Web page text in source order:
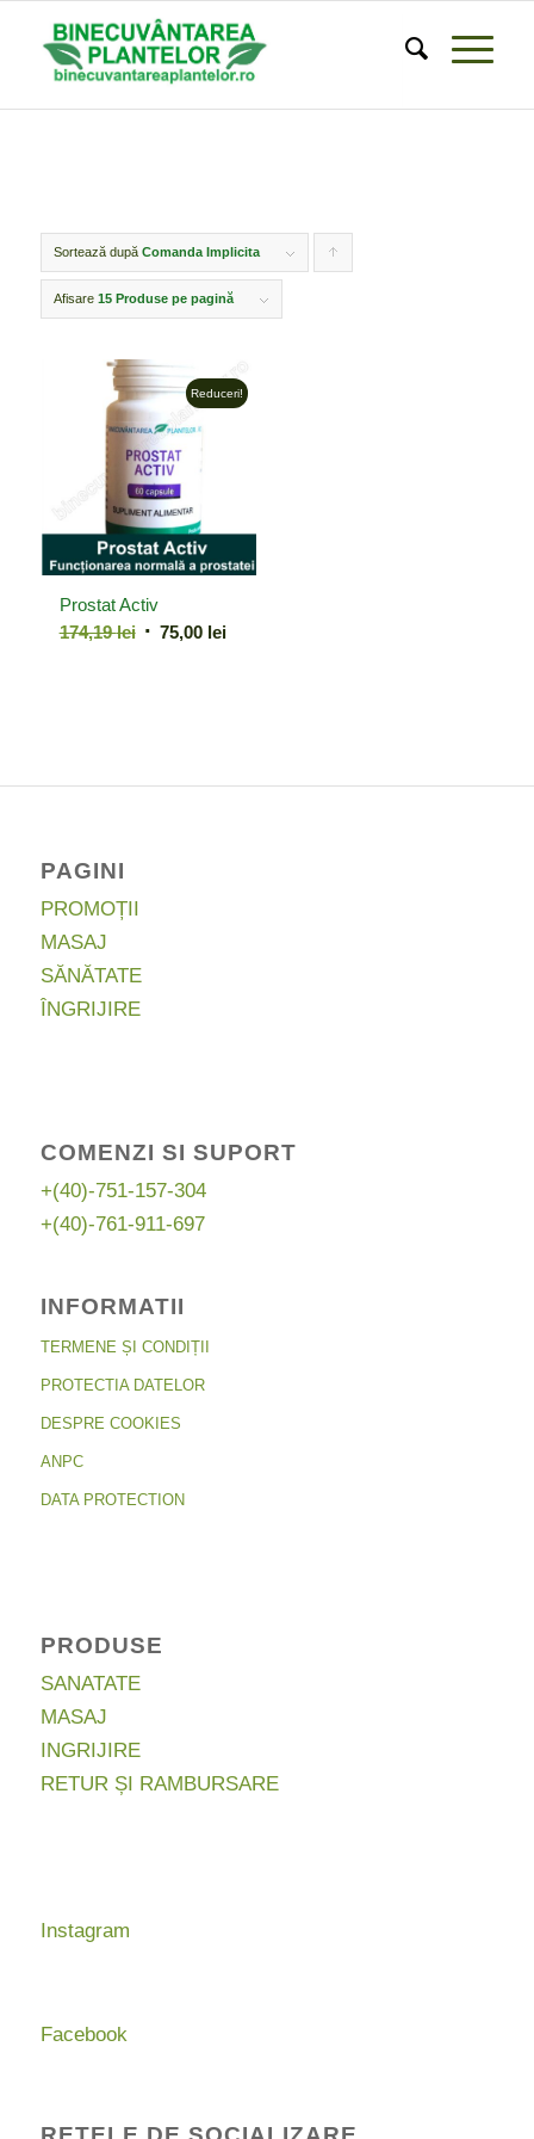
Sortează după Comanda Implicita
Afisare 15 Produse pe pagină
Prostat Activ
174,19lei Prețul
75,00 leiPrețul
Reduceri!
PAGINI
PROMOȚII
MASAJ
SĂNĂTATE
ÎNGRIJIRE
COMENZI SI SUPORT
+(40)-751-157-304
+(40)-761-911-697
INFORMATII
TERMENE ȘI CONDIȚII
PROTECTIA DATELOR
DESPRE COOKIES
ANPC
DATA PROTECTION
PRODUSE
SANATATE
MASAJ
INGRIJIRE
RETUR ȘI RAMBURSARE
Instagram
Facebook